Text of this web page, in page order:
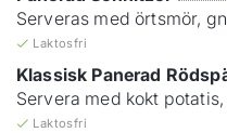
Serveras med örtsmör,
Laktosfri
Klassisk Panerad
Servera med kokt
Laktosfri